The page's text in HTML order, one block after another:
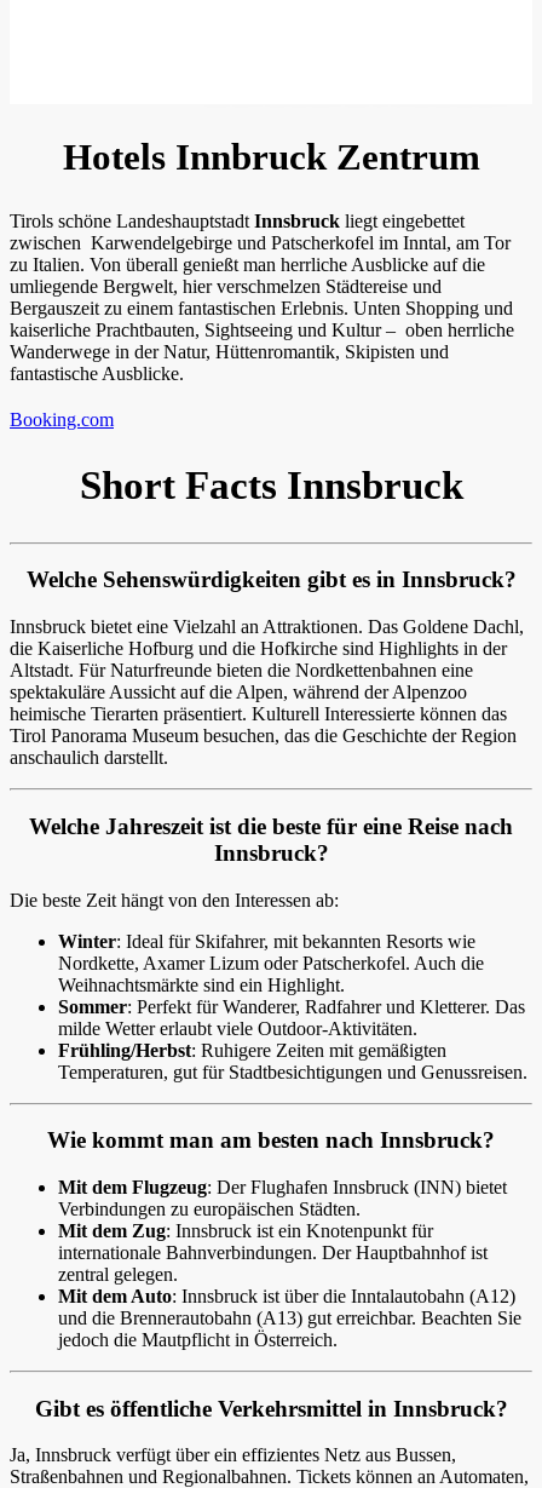
Hotels Innbruck Zentrum
Tirols schöne Landeshauptstadt Innsbruck liegt eingebettet
zwischen Karwendelgebirge und Patscherkofel im Inntal, am Tor
zu Italien. Von überall genießt man herrliche Ausblicke auf die
umliegende Bergwelt, hier verschmelzen Städtereise und
Bergauszeit zu einem fantastischen Erlebnis. Unten Shopping und
kaiserliche Prachtbauten, Sightseeing und Kultur – oben herrliche
Wanderwege in der Natur, Hüttenromantik, Skipisten und
fantastische Ausblicke.
Booking.com
Short Facts Innsbruck
Welche Sehenswürdigkeiten gibt es in Innsbruck?
Innsbruck bietet eine Vielzahl an Attraktionen. Das Goldene Dachl,
die Kaiserliche Hofburg und die Hofkirche sind Highlights in der
Altstadt. Für Naturfreunde bieten die Nordkettenbahnen eine
spektakuläre Aussicht auf die Alpen, während der Alpenzoo
heimische Tierarten präsentiert. Kulturell Interessierte können das
Tirol Panorama Museum besuchen, das die Geschichte der Region
anschaulich darstellt.
Welche Jahreszeit ist die beste für eine Reise nach
Innsbruck?
Die beste Zeit hängt von den Interessen ab:
Winter: Ideal für Skifahrer, mit bekannten Resorts wie
Nordkette, Axamer Lizum oder Patscherkofel. Auch die
Weihnachtsmärkte sind ein Highlight.
Sommer: Perfekt für Wanderer, Radfahrer und Kletterer. Das
milde Wetter erlaubt viele Outdoor-Aktivitäten.
Frühling/Herbst: Ruhigere Zeiten mit gemäßigten
Temperaturen, gut für Stadtbesichtigungen und Genussreisen.
Wie kommt man am besten nach Innsbruck?
Mit dem Flugzeug: Der Flughafen Innsbruck (INN) bietet
Verbindungen zu europäischen Städten.
Mit dem Zug: Innsbruck ist ein Knotenpunkt für
internationale Bahnverbindungen. Der Hauptbahnhof ist
zentral gelegen.
Mit dem Auto: Innsbruck ist über die Inntalautobahn (A12)
und die Brennerautobahn (A13) gut erreichbar. Beachten Sie
jedoch die Mautpflicht in Österreich.
Gibt es öffentliche Verkehrsmittel in Innsbruck?
Ja, Innsbruck verfügt über ein effizientes Netz aus Bussen,
Straßenbahnen und Regionalbahnen. Tickets können an Automaten,